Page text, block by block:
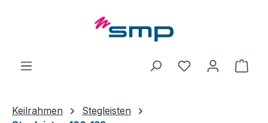
Zum Hauptinhalt springen
Keilrahmen
Stegleisten